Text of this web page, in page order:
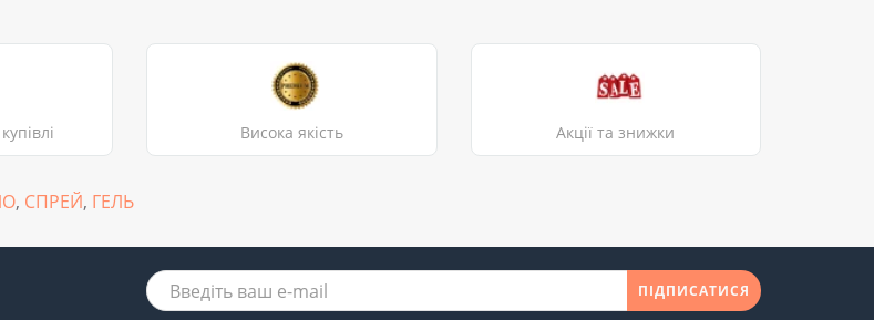
Висока якість Акції та знижки
, СПРЕЙ, ГЕЛЬ
ПІДПИСАТИСЯ